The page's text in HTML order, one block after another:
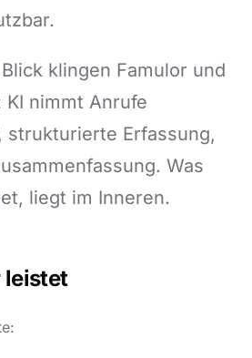
klingen Famulor und
KI nimmt Anrufe
strukturierte Erfassung,
Was
liegt im Inneren.
leistet